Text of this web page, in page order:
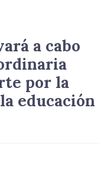
a cabo
por la
educación